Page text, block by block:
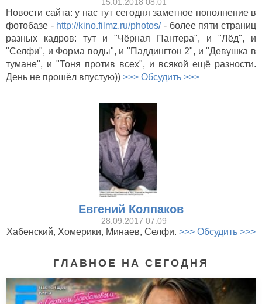
Новости сайта: у нас тут сегодня заметное пополнение в
фотобазе - http://kino.filmz.ru/photos/- более пяти страниц
разных кадров: тут и "Чёрная Пантера", и "Лёд", и
"Селфи", и Форма воды", и "Паддингтон 2", и "Девушка в
тумане", и "Тоня против всех", и всякой ещё разности.
День не прошёл впустую)) >>> Обсудить >>>
Евгений Колпаков
28.09.2017 07:09
Хабенский, Хомерики, Минаев, Селфи. >>> Обсудить >>>
ГЛАВНОЕ НА СЕГОДНЯ